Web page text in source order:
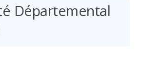
Départemental